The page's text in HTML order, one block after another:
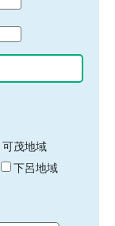
可茂地域
下呂地域